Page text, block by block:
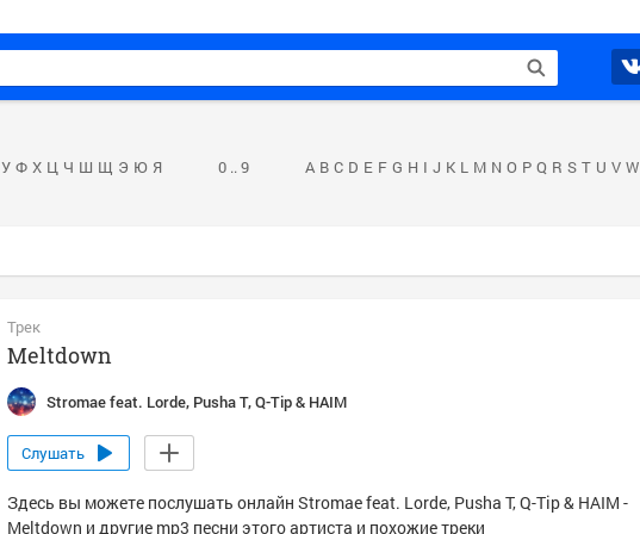
У Ф Х Ц Ч Ш Щ Э Ю Я 0 .. 9 A B C D E F G H I J K L M N O P Q R S T U V W
Трек
Meltdown
Stromae feat. Lorde, Pusha T, Q-Tip & HAIM
Слушать
Здесь вы можете послушать онлайн Stromae feat. Lorde, Pusha T, Q-Tip & HAIM -
Meltdown и другие mp3 песни этого артиста и похожие треки